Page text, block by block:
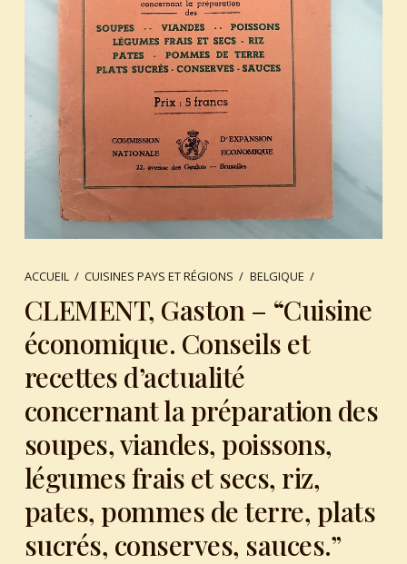
ACCUEIL / CUISINES PAYS ET RÉGIONS / BELGIQUE /
CLEMENT, Gaston – “Cuisine
économique. Conseils et
recettes d’actualité
concernant la préparation des
soupes, viandes, poissons,
légumes frais et secs, riz,
pates, pommes de terre, plats
sucrés, conserves, sauces.”